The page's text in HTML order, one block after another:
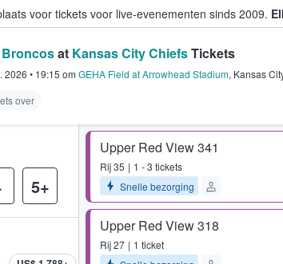
voor tickets voor live-evenementen sinds 2009.
waar fans tickets kopen en
at Kansas City ChiefsTickets
2026 • 19:15 om GEHA Field at Arrowhead Stadium, Kansas
over
Upper Red View 341
Rij35
1 - 3 tickets
Snelle bezorging
Upper Red View 318
Rij27
1 ticket
5+